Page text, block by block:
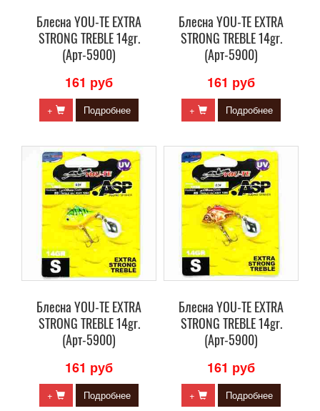
Блесна YOU-TE EXTRA
STRONG TREBLE 14gr.
(Арт-5900)
161 руб
+ Подробнее
Блесна YOU-TE EXTRA
STRONG TREBLE 14gr.
(Арт-5900)
161 руб
+ Подробнее
Блесна YOU-TE EXTRA
STRONG TREBLE 14gr.
(Арт-5900)
161 руб
+ Подробнее
Блесна YOU-TE EXTRA
STRONG TREBLE 14gr.
(Арт-5900)
161 руб
+ Подробнее